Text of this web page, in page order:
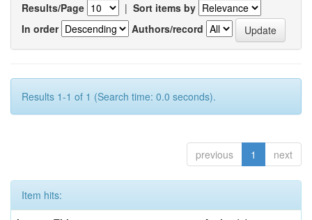
Results/Page | Sort items by
In order
Authors/record
Results 1-1 of 1 (Search time: 0.0 seconds).
previous 1 next
Item hits: